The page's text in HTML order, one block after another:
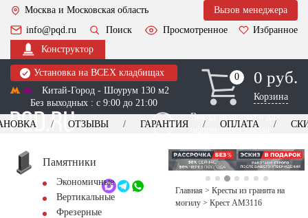
Москва и Московская область
Вызов менеджера
info@pqd.ru
Поиск Просмотренное
Избранное
Конструктор
Установка на ВСЕХ кладбищах
Китай-Город - Шоурум 130 м2
Без выходных : с 9:00 до 21:00
0
0 0 руб.
Корзина
Выезд менеджера для
оформления заказа
+7 (495) 518-44-23
Обратный звонок
ОТЗЫВЫ ГАРАНТИЯ ОПЛАТА
Памятники
Экономичные
Вертикальные
Фрезерные
Главная > Кресты из гранита на
могилу > Крест AM3116